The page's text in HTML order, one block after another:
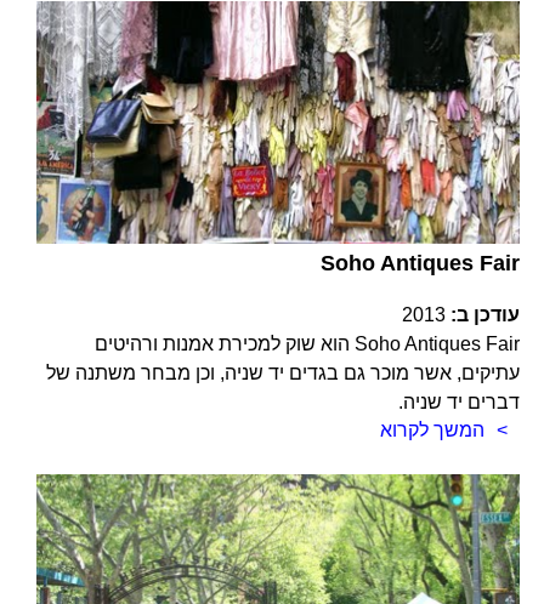
Soho Antiques Fair
עודכן ב: 2013
Soho Antiques Fair הוא שוק למכירת אמנות ורהיטים
עתיקים, אשר מוכר גם בגדים יד שניה, וכן מבחר משתנה של
דברים יד שניה.
המשך לקרוא